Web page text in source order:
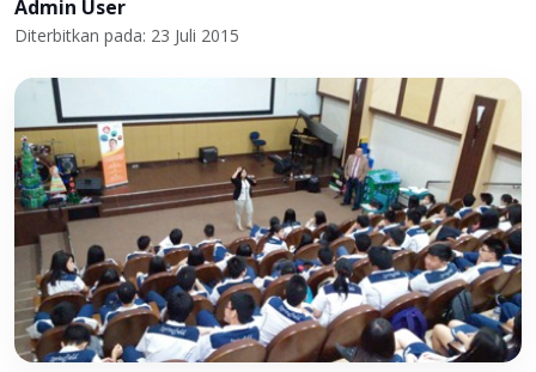
Admin User
Diterbitkan pada: 23 Juli 2015